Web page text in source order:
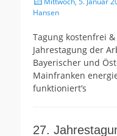
am
Hansen
Tagung kostenfrei
Jahrestagung der
Bayerischer und
Mainfranken
funktioniert’s
27.